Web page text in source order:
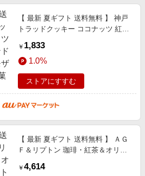
【 最新 夏ギフト 送料無料 】 神戸
トラッドクッキー ココナッツ 紅茶
ル モザイク プレーン 焼き菓子
￥ 1,833
1.0%
ストアにすすむ
【 最新 夏ギフト 送料無料 】 ＡＧ
Ｆ＆リプトン 珈琲・紅茶＆オリジ
ィーバッグ ダージリンティーバッ
￥ 4,614